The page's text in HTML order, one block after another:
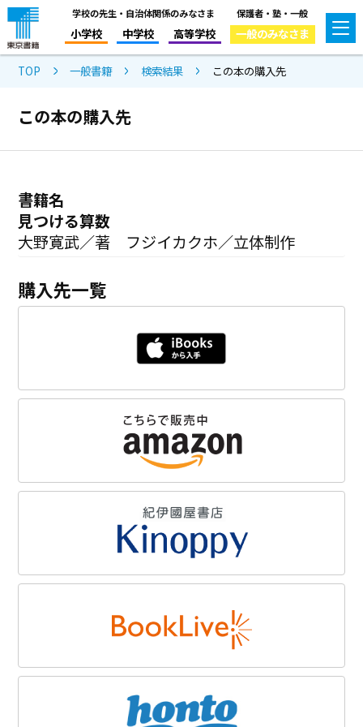
学校の先生・自治体関係のみなさま
小学校 中学校 高等学校
保護者・塾・一般
一般のみなさま
TOP 一般書籍 検索結果 この本の購入先
この本の購入先
書籍名
見つける算数
大野寛武／著 フジイカクホ／立体制作
購入先一覧